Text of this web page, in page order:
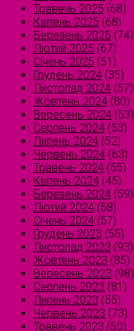
Травень 2025 (68)
Квітень 2025 (68)
Березень 2025 (74)
Лютий 2025 (67)
Січень 2025 (51)
Грудень 2024 (35)
Листопад 2024 (57)
Жовтень 2024 (80)
Вересень 2024 (53)
Серпень 2024 (53)
Липень 2024 (52)
Червень 2024 (63)
Травень 2024 (55)
Квітень 2024 (45)
Березень 2024 (59)
Лютий 2024 (58)
Січень 2024 (57)
Грудень 2023 (55)
Листопад 2023 (93)
Жовтень 2023 (85)
Вересень 2023 (98)
Серпень 2023 (81)
Липень 2023 (55)
Червень 2023 (73)
Травень 2023 (50)